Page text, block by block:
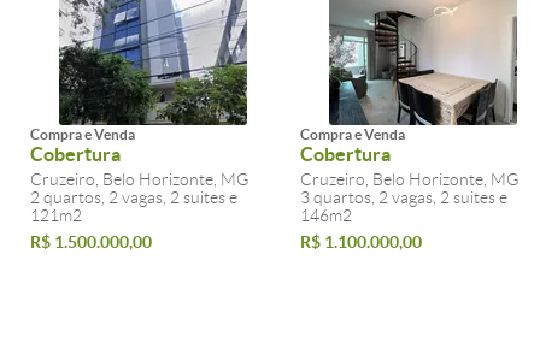
Compra e Venda
Cobertura
Cruzeiro, Belo Horizonte, MG
2 quartos, 2 vagas, 2 suites e
121m2
R$ 1.500.000,00
Compra e Venda
Cobertura
Cruzeiro, Belo Horizonte, MG
3 quartos, 2 vagas, 2 suites e
146m2
R$ 1.100.000,00